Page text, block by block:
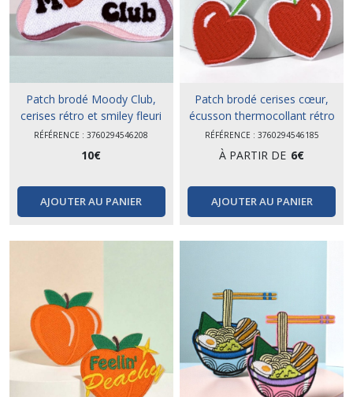
Patch brodé Moody Club,
cerises rétro et smiley fleuri
RÉFÉRENCE : 3760294546208
10€
AJOUTER AU PANIER
Patch brodé cerises cœur,
écusson thermocollant rétro
RÉFÉRENCE : 3760294546185
À PARTIR DE 6€
AJOUTER AU PANIER